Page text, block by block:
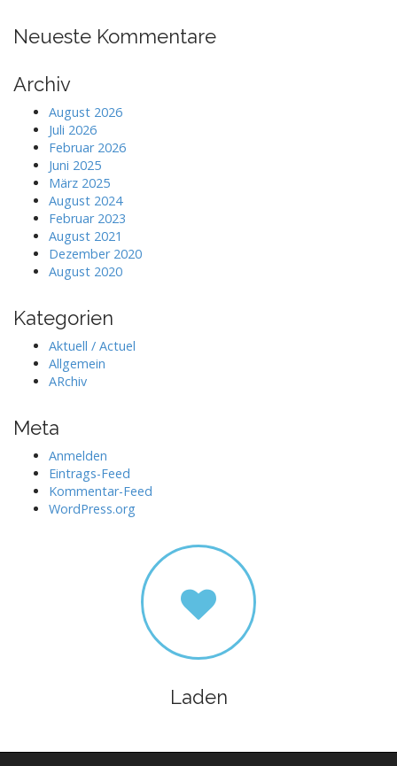
Neueste Kommentare
Archiv
August 2026
Juli 2026
Februar 2026
Juni 2025
März 2025
August 2024
Februar 2023
August 2021
Dezember 2020
August 2020
Kategorien
Aktuell / Actuel
Allgemein
ARchiv
Meta
Anmelden
Eintrags-Feed
Kommentar-Feed
WordPress.org
Laden